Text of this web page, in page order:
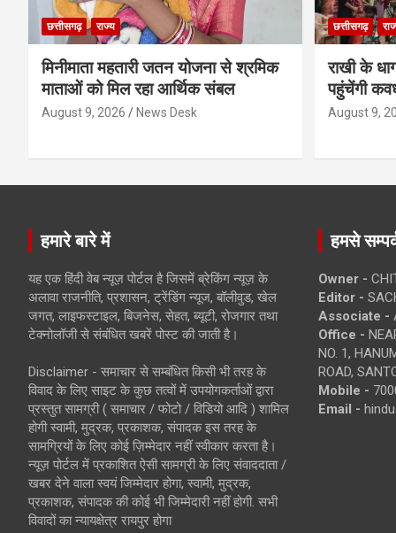
छत्तीसगढ़ राज्य
मिनीमाता महतारी जतन योजना से श्रमिक
माताओं को मिल रहा आर्थिक संबल
August 9, 2026 News Desk
छत्तीसगढ़
राखी के
पहुंचेंगी
August 9,
हमारे बारे में
यह एक हिंदी वेब न्यूज़ पोर्टल है जिसमें ब्रेकिंग न्यूज़ के
अलावा राजनीति, प्रशासन, ट्रेंडिंग न्यूज, बॉलीवुड, खेल
जगत, लाइफस्टाइल, बिजनेस, सेहत, ब्यूटी, रोजगार तथा
टेक्नोलॉजी से संबंधित खबरें पोस्ट की जाती है।
Disclaimer - समाचार से सम्बंधित किसी भी तरह के
विवाद के लिए साइट के कुछ तत्वों में उपयोगकर्ताओं द्वारा
प्रस्तुत सामग्री ( समाचार / फोटो / विडियो आदि ) शामिल
होगी स्वामी, मुद्रक, प्रकाशक, संपादक इस तरह के
सामग्रियों के लिए कोई ज़िम्मेदार नहीं स्वीकार करता है।
न्यूज़ पोर्टल में प्रकाशित ऐसी सामग्री के लिए संवाददाता /
खबर देने वाला स्वयं जिम्मेदार होगा, स्वामी, मुद्रक,
प्रकाशक, संपादक की कोई भी जिम्मेदारी नहीं होगी. सभी
विवादों का न्यायक्षेत्र रायपुर होगा
हमसे
Owner -
Editor -
Associate -
Office -
NO. 1,
ROAD,
Mobile -
Email -